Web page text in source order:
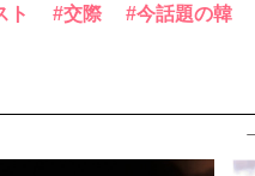
ト 交際
今話題の韓